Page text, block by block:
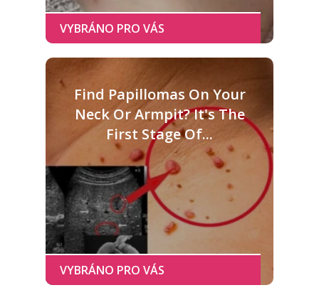
Find Papillomas On Your
Neck Or Armpit? It's The
First Stage Of...